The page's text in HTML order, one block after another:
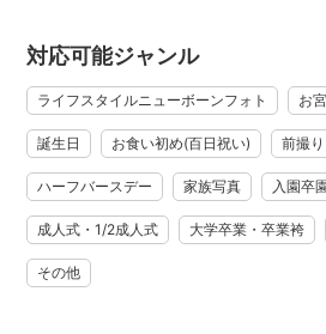
◇◇◇家族写真は最高のドキュメン
.
家族写真は家族同士で撮影する事が1
そこにプロのフォトグラファーが入る
あった写真では見た事の無い表情や、
す。なによりも、ご家族の撮影では難
対応可能ジャンル
ライフスタイルニューボーンフォト お
誕生日 お食い初め(百日祝い) 前撮
ハーフバースデー 家族写真 入園卒
成人式・1/2成人式 大学卒業・卒業袴
その他